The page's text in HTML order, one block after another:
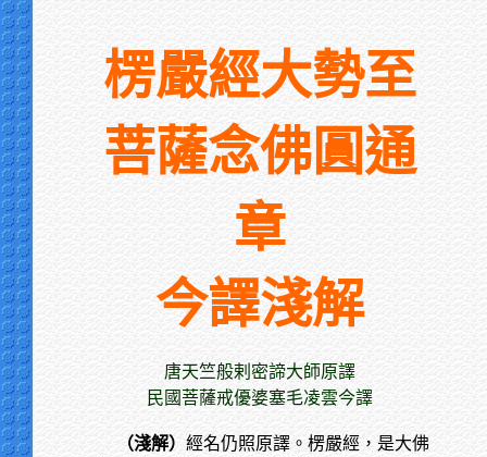
楞嚴經大勢至
菩薩念佛圓通
章
今譯淺解
唐天竺般剌密諦大師原譯
民國菩薩戒優婆塞毛凌雲今譯
（淺解） 經名仍照原譯。楞嚴經，是大佛